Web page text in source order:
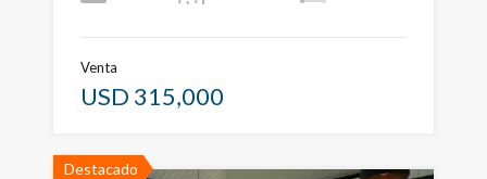
Venta
USD 315,000
Destacado